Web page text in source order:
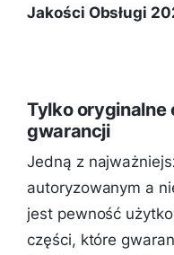
Jakości Obsługi
Tylko oryginalne
gwarancji
Jedną z
autoryzowanym a
jest pewność
części, które